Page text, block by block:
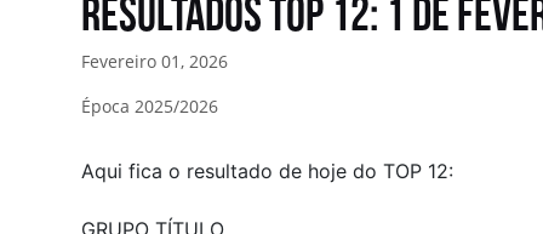
Resultados TOP 12: 1 de
Fevereiro 01, 2026
Época 2025/2026
Aqui fica o resultado de hoje do TOP 12:
GRUPO TÍTULO